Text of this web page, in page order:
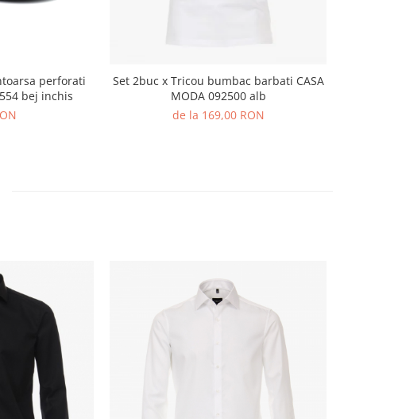
perforati
bej inchis
Set 2buc x Tricou bumbac barbati CASA
MODA 092500 alb
de la 169,00 RON